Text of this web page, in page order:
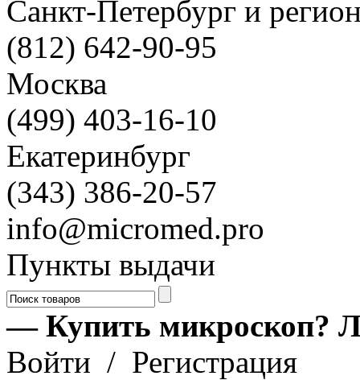
Санкт-Петербург и
(812) 642-90-95
Москва
(499) 403-16-10
Екатеринбург
(343) 386-20-57
info@micromed.pro
Пункты выдачи
— Купить микроскоп?
Войти / Регистрация